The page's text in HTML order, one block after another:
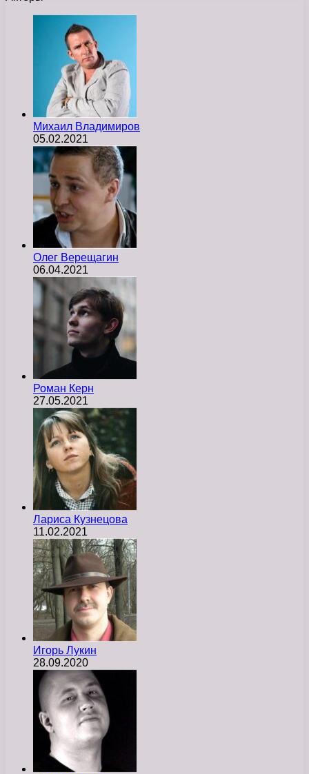
Михаил Владимиров
05.02.2021
Олег Верещагин
06.04.2021
Роман Керн
27.05.2021
Лариса Кузнецова
11.02.2021
Игорь Лукин
28.09.2020